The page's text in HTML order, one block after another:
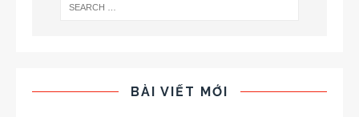
BÀI VIẾT MỚI